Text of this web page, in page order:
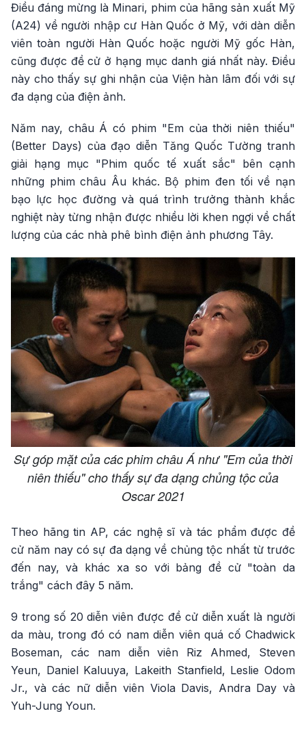
Điều đáng mừng là Minari, phim của hãng sản xuất Mỹ
(A24) về người nhập cư Hàn Quốc ở Mỹ, với dàn diễn
viên toàn người Hàn Quốc hoặc người Mỹ gốc Hàn,
cũng được đề cử ở hạng mục danh giá nhất này. Điều
này cho thấy sự ghi nhận của Viện hàn lâm đối với sự
đa dạng của điện ảnh.
Năm nay, châu Á có phim "Em của thời niên thiếu"
(Better Days) của đạo diễn Tăng Quốc Tường tranh
giải hạng mục "Phim quốc tế xuất sắc" bên cạnh
những phim châu Âu khác. Bộ phim đen tối về nạn
bạo lực học đường và quá trình trưởng thành khắc
nghiệt này từng nhận được nhiều lời khen ngợi về chất
lượng của các nhà phê bình điện ảnh phương Tây.
Sự góp mặt của các phim châu Á như "Em của thời
niên thiếu" cho thấy sự đa dạng chủng tộc của
Oscar 2021
Theo hãng tin AP, các nghệ sĩ và tác phẩm được đề
cử năm nay có sự đa dạng về chủng tộc nhất từ trước
đến nay, và khác xa so với bảng đề cử "toàn da
trắng" cách đây 5 năm.
9 trong số 20 diễn viên được đề cử diễn xuất là người
da màu, trong đó có nam diễn viên quá cố Chadwick
Boseman, các nam diễn viên Riz Ahmed, Steven
Yeun, Daniel Kaluuya, Lakeith Stanfield, Leslie Odom
Jr., và các nữ diễn viên Viola Davis, Andra Day và
Yuh-Jung Youn.